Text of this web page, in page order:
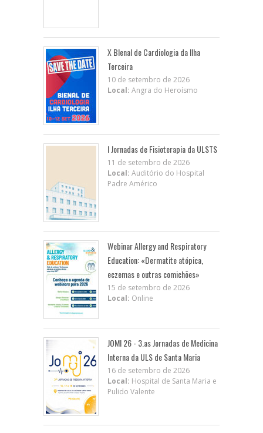
X BIenal de Cardiologia da Ilha
Terceira
10 de setembro de 2026
Local: Angra do Heroísmo
I Jornadas de Fisioterapia da ULSTS
11 de setembro de 2026
Local: Auditório do Hospital
Padre Américo
Webinar Allergy and Respiratory
Education: «Dermatite atópica,
eczemas e outras comichões»
15 de setembro de 2026
Local: Online
JOMI 26 - 3.as Jornadas de Medicina
Interna da ULS de Santa Maria
16 de setembro de 2026
Local: Hospital de Santa Maria e
Pulido Valente